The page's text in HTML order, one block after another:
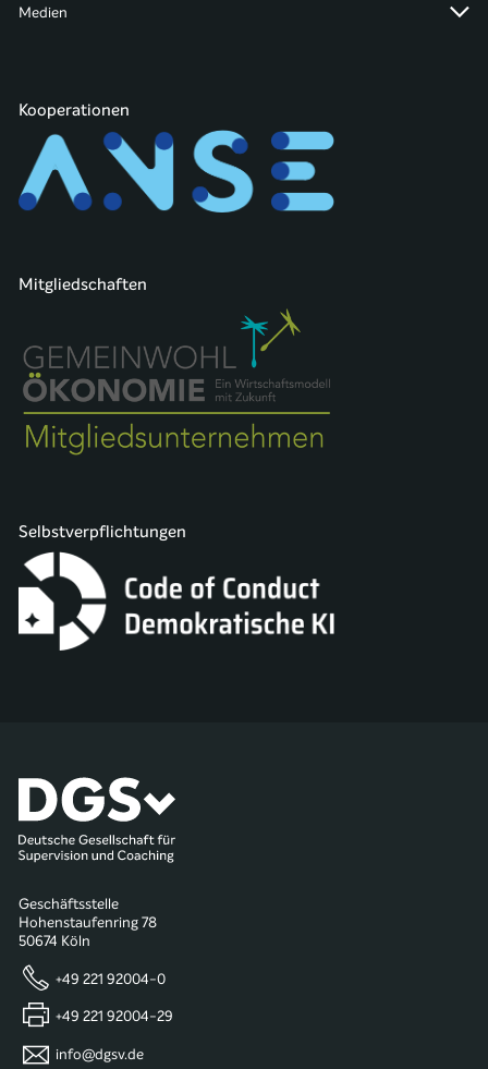
Medien
Kooperationen
Mitgliedschaften
Selbstverpflichtungen
Geschäftsstelle
Hohenstaufenring 78
50674 Köln
+49 221 92004-0
+49 221 92004-29
info@dgsv.de